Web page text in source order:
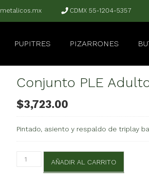
CDMX 55-1204-5357
PUPITRES PIZARRONES
Conjunto PLE
$3,723.00
Pintado, asiento y respaldo de triplay
Conjunto
AÑADIR AL CARRITO